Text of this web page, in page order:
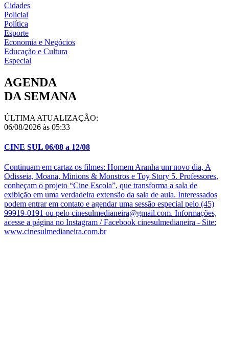
Cidades
Policial
Política
Esporte
Economia e Negócios
Educação e Cultura
Especial
AGENDA
DA SEMANA
ÚLTIMA ATUALIZAÇÃO:
06/08/2026 às 05:33
CINE SUL 06/08 a 12/08
Continuam em cartaz os filmes: Homem Aranha um novo dia, A
Odisseia, Moana, Minions & Monstros e Toy Story 5. Professores,
conheçam o projeto “Cine Escola”, que transforma a sala de
exibição em uma verdadeira extensão da sala de aula. Interessados
podem entrar em contato e agendar uma sessão especial pelo (45)
99919-0191 ou pelo cinesulmedianeira@gmail.com. Informações,
acesse a página no Instagram / Facebook cinesulmedianeira - Site:
www.cinesulmedianeira.com.br